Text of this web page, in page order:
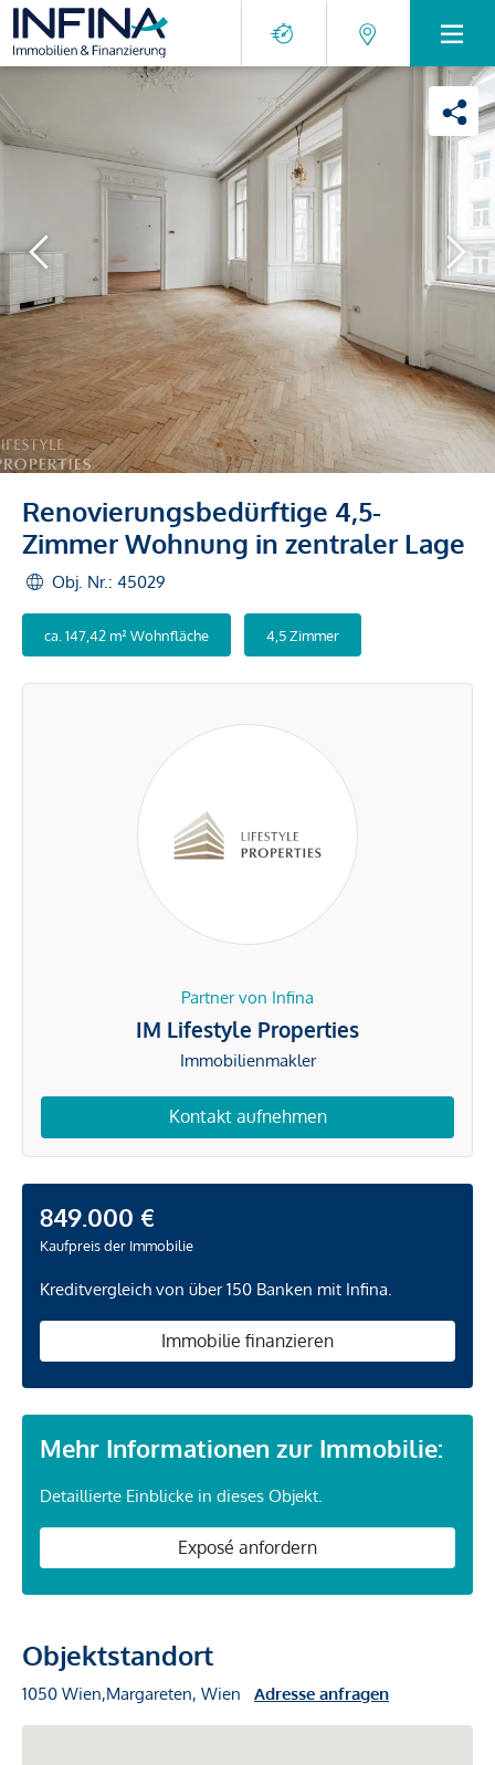
Renovierungsbedürftige 4,5-
Zimmer Wohnung in zentraler Lage
Obj. Nr.: 45029
ca. 147,42 m² Wohnfläche 4,5 Zimmer
Partner von Infina
IM Lifestyle Properties
Immobilienmakler
Kontakt aufnehmen
849.000 €
Kaufpreis der Immobilie
Kreditvergleich von über 150 Banken mit Infina.
Immobilie finanzieren
Mehr Informationen zur Immobilie:
Detaillierte Einblicke in dieses Objekt.
Exposé anfordern
Objektstandort
1050 Wien,Margareten, Wien Adresse anfragen